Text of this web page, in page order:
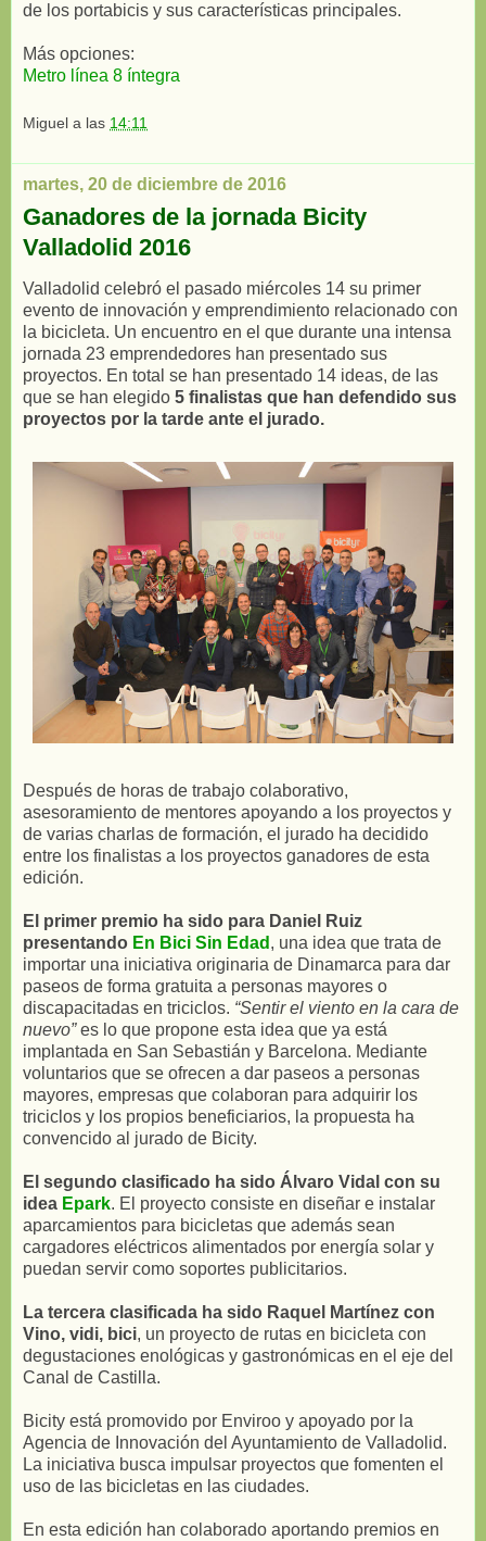
de los portabicis y sus características principales.
Más opciones:
Metro línea 8 íntegra
Miguel a las 14:11
martes, 20 de diciembre de 2016
Ganadores de la jornada Bicity
Valladolid 2016
Valladolid celebró el pasado miércoles 14 su primer
evento de innovación y emprendimiento relacionado con
la bicicleta. Un encuentro en el que durante una intensa
jornada 23 emprendedores han presentado sus
proyectos. En total se han presentado 14 ideas, de las
que se han elegido 5 finalistas que han defendido sus
proyectos por la tarde ante el jurado.
Después de horas de trabajo colaborativo,
asesoramiento de mentores apoyando a los proyectos y
de varias charlas de formación, el jurado ha decidido
entre los finalistas a los proyectos ganadores de esta
edición.
El primer premio ha sido para Daniel Ruiz
presentando En Bici Sin Edad , una idea que trata de
importar una iniciativa originaria de Dinamarca para dar
paseos de forma gratuita a personas mayores o
discapacitadas en triciclos. “Sentir el viento en la cara de
nuevo”es lo que propone esta idea que ya está
implantada en San Sebastián y Barcelona. Mediante
voluntarios que se ofrecen a dar paseos a personas
mayores, empresas que colaboran para adquirir los
triciclos y los propios beneficiarios, la propuesta ha
convencido al jurado de Bicity.
El segundo clasificado ha sido Álvaro Vidal con su
idea Epark. El proyecto consiste en diseñar e instalar
aparcamientos para bicicletas que además sean
cargadores eléctricos alimentados por energía solar y
puedan servir como soportes publicitarios.
La tercera clasificada ha sido Raquel Martínez con
Vino, vidi, bici, un proyecto de rutas en bicicleta con
degustaciones enológicas y gastronómicas en el eje del
Canal de Castilla.
Bicity está promovido por Enviroo y apoyado por la
Agencia de Innovación del Ayuntamiento de Valladolid.
La iniciativa busca impulsar proyectos que fomenten el
uso de las bicicletas en las ciudades.
En esta edición han colaborado aportando premios en